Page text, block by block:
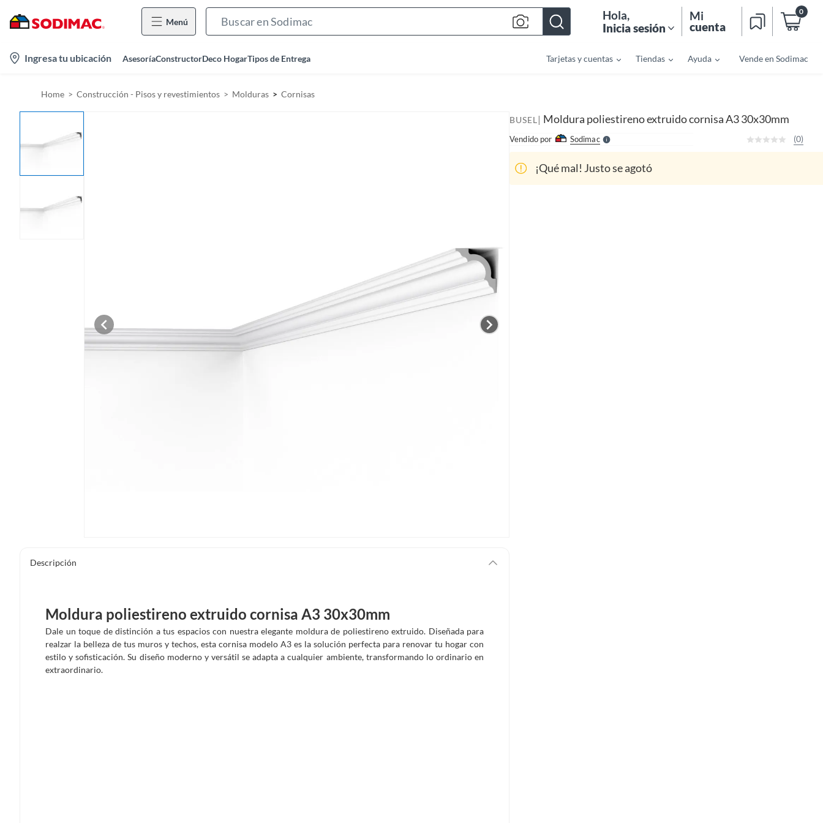
Menú Hola,
Inicia sesión
Mi
cuenta
0
Ingresa tu ubicación AsesoríaConstructorDeco HogarTipos de Entrega Tarjetas y cuentas Tiendas Ayuda Vende en Sodimac
Home Construcción - Pisos y revestimientos Molduras Cornisas
Descripción
Moldura poliestireno extruido cornisa A3 30x30mm
Dale un toque de distinción a tus espacios con nuestra elegante moldura de poliestireno extruido. Diseñada para
realzar la belleza de tus muros y techos, esta cornisa modelo A3 es la solución perfecta para renovar tu hogar con
estilo y sofisticación. Su diseño moderno y versátil se adapta a cualquier ambiente, transformando lo ordinario en
extraordinario.
BUSEL | Moldura poliestireno extruido cornisa A3 30x30mm
Vendido por SodimacS
l
l
(0)
¡Qué mal! Justo se agotó